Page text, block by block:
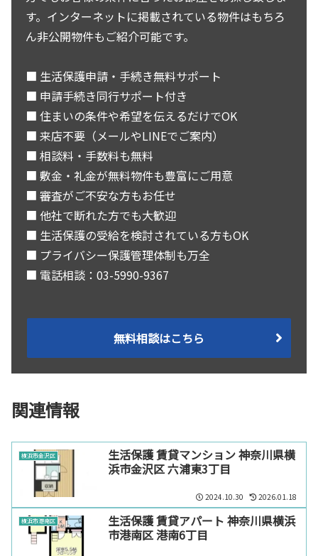
す。インターネットに掲載されている物件はもちろ
ん非公開物件もご紹介可能です。
■ 生活保護申請・手続き無料サポート
■ 申請手続き同行サポート付き
■ 住まいの条件や希望を伝えるだけでOK
■ 来店不要（メールやLINEでご案内）
■ 相談料・手数料も無料
■ 敷金・礼金が無料物件も豊富にご用意
■ 審査がご不安な方もお任せ
■ 他社で断れた方でも大歓迎
■ 生活保護の受給を検討されている方もOK
■ プライバシー保護管理体制も万全
■ 電話相談：03-5990-9367
無料相談はこちら
関連情報
横浜市金沢区
生活保護 賃貸マンション 神奈川県横
浜市金沢区 六浦東3丁目
2024.10.30 2026.01.18
横浜市港南区
生活保護 賃貸アパート 神奈川県横浜
市港南区 港南6丁目